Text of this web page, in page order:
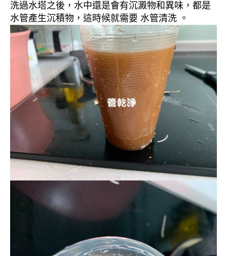
洗過水塔之後，水中還是會有沉澱物和異味，都是
水管產生沉積物，這時候就需要 水管清洗 。